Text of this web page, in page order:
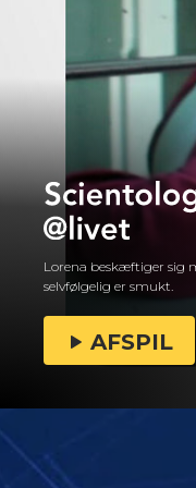
Lorena beskæftiger sig
selvfølgelig er smukt.
AFSPIL